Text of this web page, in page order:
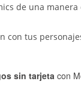
de una
con tus
sin tarjeta con